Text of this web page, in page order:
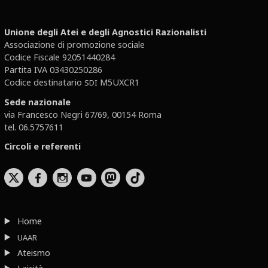
Unione degli Atei e degli Agnostici Razionalisti
Associazione di promozione sociale
Codice Fiscale 92051440284
Partita IVA 03430250286
Codice destinatario SDI M5UXCR1
Sede nazionale
via Francesco Negri 67/69, 00154 Roma
tel. 06.5757611
Circoli e referenti
b x r
Home
UAAR
Ateismo